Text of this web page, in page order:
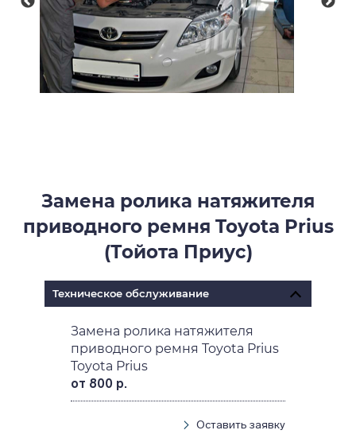
Замена ролика натяжителя
приводного ремня Toyota Prius
(Тойота Приус)
Техническое обслуживание
Замена ролика натяжителя
приводного ремня Toyota Prius
Toyota Prius
от 800 р.
Оставить заявку